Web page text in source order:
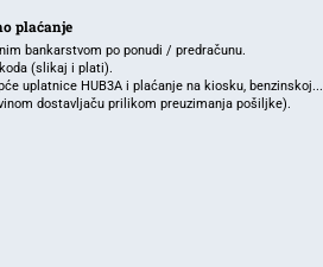
plaćanje
bankarstvom po ponudi / predračunu.
(slikaj i plati).
uplatnice HUB3A i plaćanje na kiosku, benzinskoj...
dostavljaču prilikom preuzimanja pošiljke).